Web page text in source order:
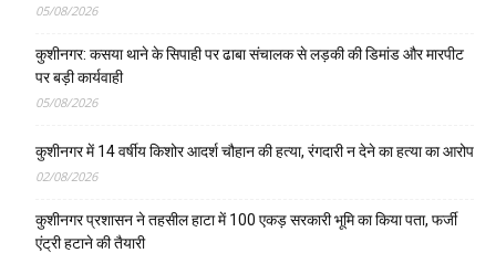
05/08/2026
कुशीनगर: कसया थाने के सिपाही पर ढाबा संचालक से लड़की की डिमांड और मारपीट
पर बड़ी कार्यवाही
05/08/2026
कुशीनगर में 14 वर्षीय किशोर आदर्श चौहान की हत्या, रंगदारी न देने का हत्या का आरोप
02/08/2026
कुशीनगर प्रशासन ने तहसील हाटा में 100 एकड़ सरकारी भूमि का किया पता, फर्जी
एंट्री हटाने की तैयारी